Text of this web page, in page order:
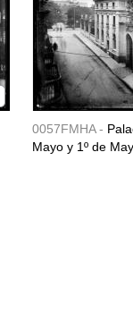
0057FMHA -
Mayo y 1º de